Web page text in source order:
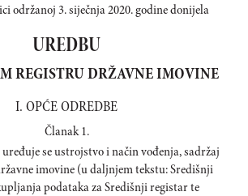
održanoj 3. siječnja 2020. godine donijela
UREDBU
REGISTRU DRŽAVNE IMOVINE
I. OPĆE ODREDBE
Članak 1.
se ustrojstvo i način vođenja, sadržaj
imovine (u daljnjem tekstu: Središnji
podataka za Središnji registar te